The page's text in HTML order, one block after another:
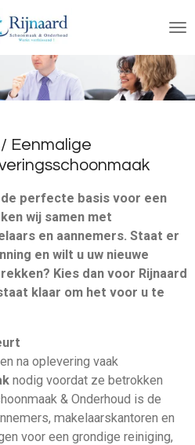
Eenmalige
perfecte basis voor een
wij samen met
en aannemers. Staat er
en wilt u uw nieuwe
Kies dan voor Rijnaard
klaar om het voor u te
na oplevering vaak
nodig voordat ze betrokken
& Onderhoud is de
makelaarskantoren en
voor een grondige reiniging,